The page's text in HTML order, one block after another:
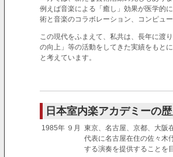
例えば音楽による「癒し」効果が医学的
術と音楽のコラボレーション、コンピュ
この現代をふまえて、私共は、長年に渡
の向上」等の活動をしてきた実績をもと
と考えています。
日本室内楽アカデミーの
1985年 ９月
東京、名古屋、京都、大阪
代表に名古屋在住の佐々木
する演奏を提供することを